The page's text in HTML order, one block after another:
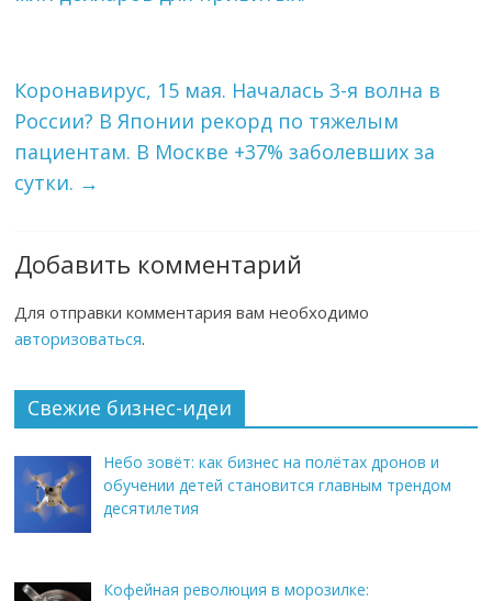
Коронавирус, 15 мая. Началась 3-я волна в
России? В Японии рекорд по тяжелым
пациентам. В Москве +37% заболевших за
сутки. →
Добавить комментарий
Для отправки комментария вам необходимо
авторизоваться.
Свежие бизнес-идеи
Небо зовёт: как бизнес на полётах дронов и
обучении детей становится главным трендом
десятилетия
Кофейная революция в морозилке: